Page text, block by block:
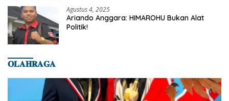
Agustus 4, 2025
Ariando Anggara: HIMAROHU Bukan Alat
Politik!
𝐎𝐋𝐀𝐇𝐑𝐀𝐆𝐀